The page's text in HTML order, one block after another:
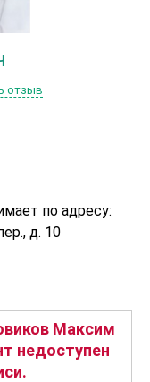
отзыв
по адресу:
д. 10
Максим
недоступен